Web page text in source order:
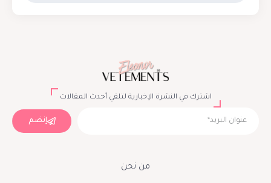
اشترك في النشرة الإخبارية لتلقي أحدث المقالات
إنضم
من نحن